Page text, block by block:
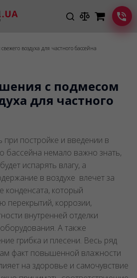
воздуха для частного бассейна
с подмесом
для частного
постройке и введении в
бассейна немало важно знать,
испарять влагу, а
в воздухе влечет за
конденсата, который
перекрытий, коррозии,
внутренней отделки
А также
грибка и плесени. Весь ряд
факт повышенной влажности
на здоровье и самочувствие